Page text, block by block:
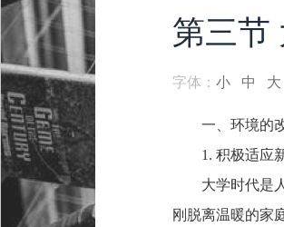
第三节
字体：小 中 大
一、环境的
1. 积极适应
大学时代是
刚脱离温暖的家